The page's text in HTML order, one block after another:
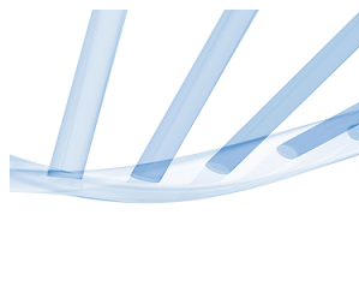
Content